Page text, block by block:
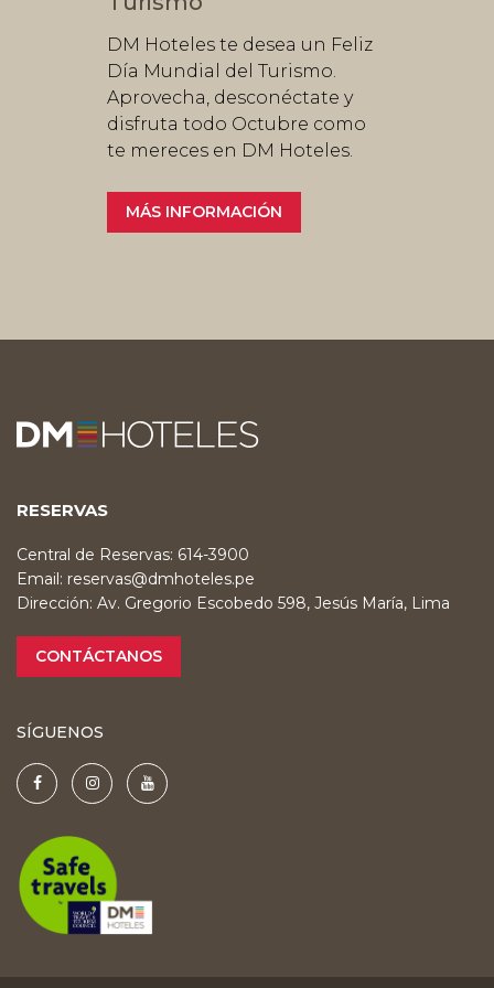
DM Hoteles te desea un Feliz
Día Mundial del Turismo.
Aprovecha, desconéctate y
disfruta todo Octubre como
te mereces en DM Hoteles.
MÁS INFORMACIÓN
RESERVAS
Central de Reservas: 614-3900
Email: reservas@dmhoteles.pe
Dirección: Av. Gregorio Escobedo 598, Jesús María, Lima
CONTÁCTANOS
SÍGUENOS